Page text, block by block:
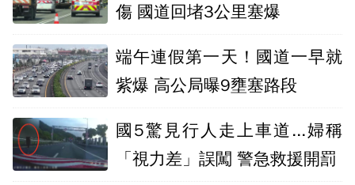
傷 國道回堵3公里塞爆
端午連假第一天！國道一早就
紫爆 高公局曝9壅塞路段
國5驚見行人走上車道...婦稱
「視力差」誤闖 警急救援開罰